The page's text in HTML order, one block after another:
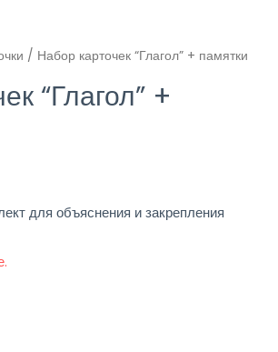
/ Набор карточек “Глагол” + памятки
“Глагол” +
для объяснения и закрепления